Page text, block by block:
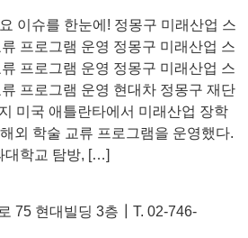
이슈를 한눈에! 정몽구 미래산업 스
프로그램 운영 정몽구 미래산업 스
프로그램 운영 정몽구 미래산업 스
프로그램 운영 현대차 정몽구 재단
미국 애틀란타에서 미래산업 장학
외 학술 교류 프로그램을 운영했다.
대학교 탐방, […]
75 현대빌딩 3층┃T. 02-746-